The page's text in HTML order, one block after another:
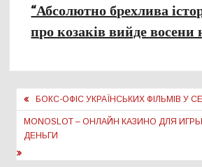
“Абсолютно брехлива
про козаків вийде восени
Навігація
записів
БОКС-ОФІС УКРАЇНСЬКИХ ФІЛЬМІВ У
MONOSLOT – ОНЛАЙН КАЗИНО ДЛЯ
ДЕНЬГИ